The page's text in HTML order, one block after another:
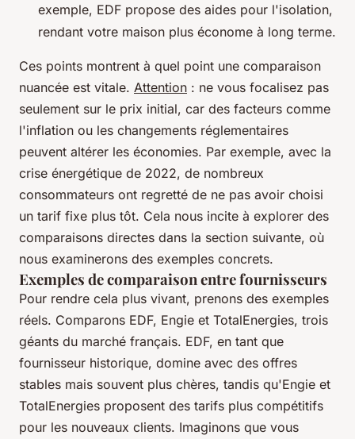
exemple, EDF propose des aides pour l'isolation,
rendant votre maison plus économe à long terme.
Ces points montrent à quel point une comparaison
nuancée est vitale. Attention : ne vous focalisez pas
seulement sur le prix initial, car des facteurs comme
l'inflation ou les changements réglementaires
peuvent altérer les économies. Par exemple, avec la
crise énergétique de 2022, de nombreux
consommateurs ont regretté de ne pas avoir choisi
un tarif fixe plus tôt. Cela nous incite à explorer des
comparaisons directes dans la section suivante, où
nous examinerons des exemples concrets.
Exemples de comparaison entre fournisseurs
Pour rendre cela plus vivant, prenons des exemples
réels. Comparons EDF, Engie et TotalEnergies, trois
géants du marché français. EDF, en tant que
fournisseur historique, domine avec des offres
stables mais souvent plus chères, tandis qu'Engie et
TotalEnergies proposent des tarifs plus compétitifs
pour les nouveaux clients. Imaginons que vous